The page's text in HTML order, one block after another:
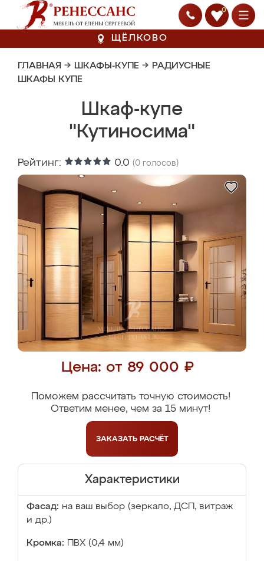
0
ЩЁЛКОВО
ГЛАВНАЯ → ШКАФЫ-КУПЕ → РАДИУСНЫЕ
ШКАФЫ КУПЕ
Шкаф-купе
"Кутиносима"
Рейтинг: 0.0 (0 голосов)
Цена: от 89 000 ₽
Поможем рассчитать точную стоимость!
Ответим менее, чем за 15 минут!
ЗАКАЗАТЬ РАСЧЁТ
Характеристики
Фасад: на ваш выбор (зеркало, ДСП, витраж
и др.)
Кромка: ПВХ (0,4 мм)